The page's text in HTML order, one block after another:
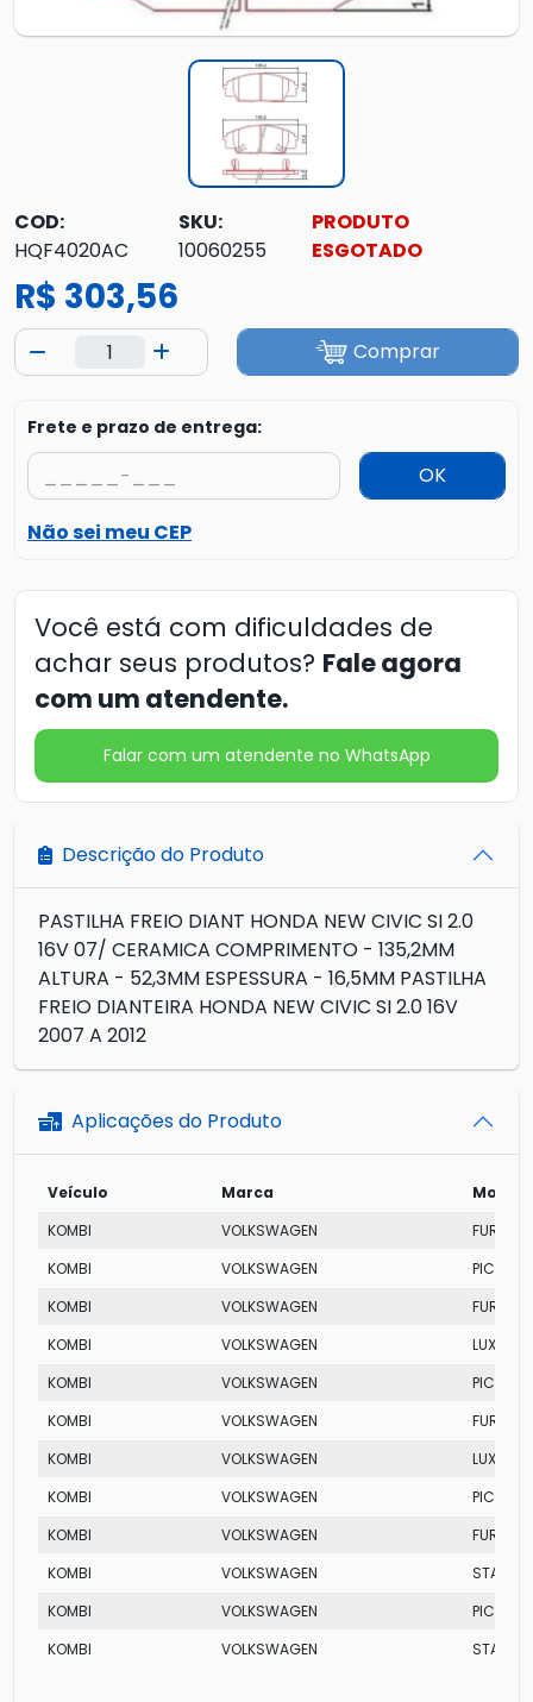
COD:
HQF4020AC
SKU:
10060255
PRODUTO
ESGOTADO
R$ 303,56
Comprar
Frete e prazo de entrega:
OK
Não sei meu CEP
Você está com dificuldades de
achar seus produtos? Fale agora
com um atendente.
Falar com um atendente no WhatsApp
Descrição do Produto
PASTILHA FREIO DIANT HONDA NEW CIVIC SI 2.0
16V 07/ CERAMICA COMPRIMENTO - 135,2MM
ALTURA - 52,3MM ESPESSURA - 16,5MM PASTILHA
FREIO DIANTEIRA HONDA NEW CIVIC SI 2.0 16V
2007 A 2012
Aplicações do Produto
Veículo Marca
Modelo
KOMBI
VOLKSWAGEN
FURGÃO
KOMBI
VOLKSWAGEN
PICK-UP
KOMBI
VOLKSWAGEN
FURGÃO
KOMBI
VOLKSWAGEN
LUXO
KOMBI
VOLKSWAGEN
PICK-UP
KOMBI
VOLKSWAGEN
FURGÃO
KOMBI
VOLKSWAGEN
LUXO
KOMBI
VOLKSWAGEN
PICK-UP
KOMBI
VOLKSWAGEN
FURGÃO
KOMBI
VOLKSWAGEN
KOMBI
VOLKSWAGEN
PICK-UP
KOMBI
VOLKSWAGEN